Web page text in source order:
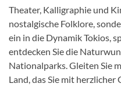
Theater, Kalligraphie und
nostalgische Folklore,
ein in die Dynamik Tokios,
entdecken Sie die
Nationalparks. Gleiten Sie
Land, das Sie mit